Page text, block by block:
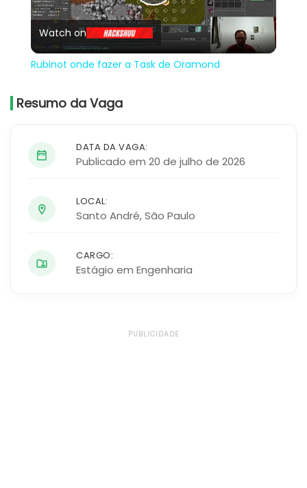
Video
Watch on
Rubinot onde fazer a Task de Oramond
Resumo da Vaga
DATA DA VAGA:
Publicado em 20 de julho de 2026
LOCAL:
Santo André,São Paulo
CARGO:
Estágio em Engenharia
PUBLICIDADE